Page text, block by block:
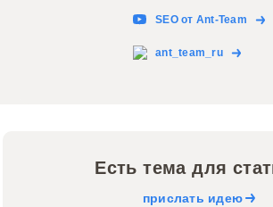
SEO от Ant-Team
ant_team_ru
Есть тема для
прислать идею